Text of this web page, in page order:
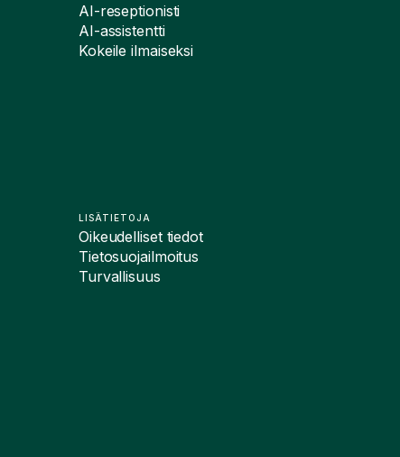
AI-reseptionisti
AI-assistentti
Kokeile ilmaiseksi
LISÄTIETOJA
Oikeudelliset tiedot
Tietosuojailmoitus
Turvallisuus